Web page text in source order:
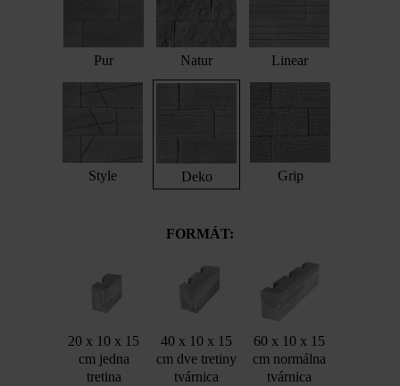
Pur Natur Linear
Style Deko Grip
FORMÁT:
20 x 10 x 15
cm jedna
tretina
40 x 10 x 15
cm dve tretiny
tvárnica
60 x 10 x 15
cm normálna
tvárnica